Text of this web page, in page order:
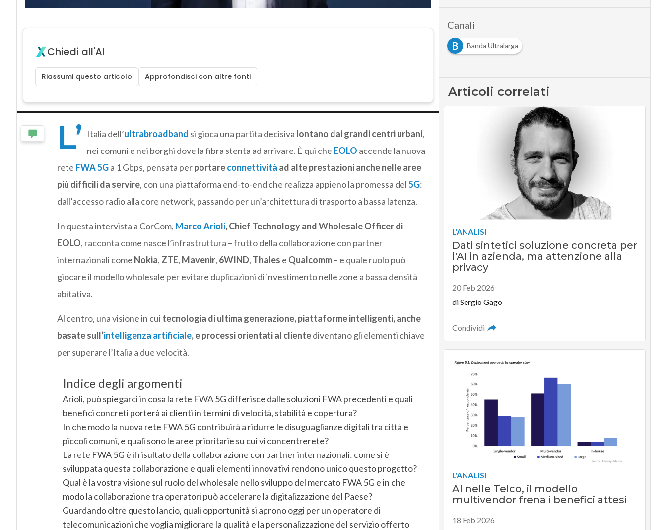
Chiedi all'AI
Riassumi questo articolo Approfondisci con altre fonti
L’ Italia dell’ultrabroadband si gioca una partita decisiva lontano dai grandi centri urbani,
nei comuni e nei borghi dove la fibra stenta ad arrivare. È qui che EOLO accende la nuova
rete FWA 5Ga 1 Gbps, pensata perportareconnettività ad alte prestazioni anche nelle aree
più difficili da servire, con una piattaforma end-to-end che realizza appieno la promessa del5G:
dall’accesso radio alla core network, passando per un’architettura di trasporto a bassa latenza.
In questa intervista a CorCom, Marco Arioli, Chief Technology and Wholesale Officer di
EOLO, racconta come nasce l’infrastruttura – frutto della collaborazione con partner
internazionali come Nokia, ZTE, Mavenir, 6WIND, Thales e Qualcomm– e quale ruolo può
giocare il modello wholesale per evitare duplicazioni di investimento nelle zone a bassa densità
abitativa.
Al centro, una visione in cui tecnologia di ultima generazione, piattaforme intelligenti, anche
basate sull’intelligenza artificiale, e processi orientati al clientediventano gli elementi chiave
per superare l’Italia a due velocità.
Indice degli argomenti
Arioli, può spiegarci in cosa la rete FWA 5G differisce dalle soluzioni FWA precedenti e quali
benefici concreti porterà ai clienti in termini di velocità, stabilità e copertura?
In che modo la nuova rete FWA 5G contribuirà a ridurre le disuguaglianze digitali tra città e
piccoli comuni, e quali sono le aree prioritarie su cui vi concentrerete?
La rete FWA 5G è il risultato della collaborazione con partner internazionali: come si è
sviluppata questa collaborazione e quali elementi innovativi rendono unico questo progetto?
Qual è la vostra visione sul ruolo del wholesale nello sviluppo del mercato FWA 5G e in che
modo la collaborazione tra operatori può accelerare la digitalizzazione del Paese?
Guardando oltre questo lancio, quali opportunità si aprono oggi per un operatore di
telecomunicazioni che voglia migliorare la qualità e la personalizzazione del servizio offerto
Canali
B
Banda Ultralarga
Articoli correlati
L'ANALISI
Dati sintetici soluzione concreta per
l'AI in azienda, ma attenzione alla
privacy
20 Feb 2026
diSergio Gago
Condividi
L'ANALISI
AI nelle Telco, il modello
multivendor frena i benefici attesi
18 Feb 2026